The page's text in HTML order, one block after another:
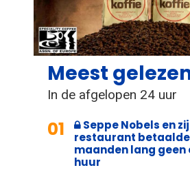
Meest
In de afgelopen 24 uur
01
Seppe Nobels en
restaurant
maanden lang geen
huur